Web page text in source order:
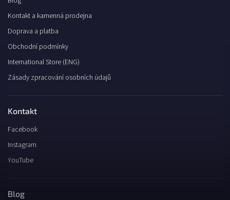
Kontakt a kamenná prodejna
Doprava a platba
Obchodní podmínky
International Store (ENG)
Zásady zpracování osobních údajů
Kontakt
Facebook
Instagram
YouTube
Blog